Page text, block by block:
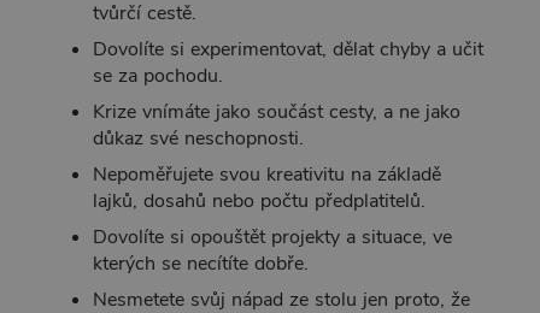
tvůrčí cestě.
Dovolíte si experimentovat, dělat chyby a učit
se za pochodu.
Krize vnímáte jako součást cesty, a ne jako
důkaz své neschopnosti.
Nepoměřujete svou kreativitu na základě
lajků, dosahů nebo počtu předplatitelů.
Dovolíte si opouštět projekty a situace, ve
kterých se necítíte dobře.
Nesmetete svůj nápad ze stolu jen proto, že